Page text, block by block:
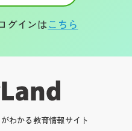
グインはこちら
わかる教育情報サイト